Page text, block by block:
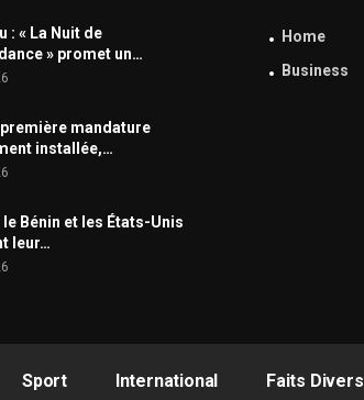
: « La Nuit de
» promet un…
mandature
installée,…
Bénin et les États-Unis
leur…
Home
Business
Sport International Faits Divers